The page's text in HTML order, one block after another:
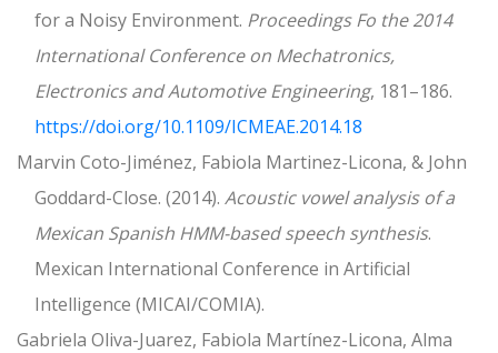
for a Noisy Environment. Proceedings Fo the 2014
International Conference on Mechatronics,
Electronics and Automotive Engineering, 181–186.
https://doi.org/10.1109/ICMEAE.2014.18
Marvin Coto-Jiménez, Fabiola Martinez-Licona, & John
Goddard-Close. (2014). Acoustic vowel analysis of a
Mexican Spanish HMM-based speech synthesis.
Mexican International Conference in Artificial
Intelligence (MICAI/COMIA).
Gabriela Oliva-Juarez, Fabiola Martínez-Licona, Alma